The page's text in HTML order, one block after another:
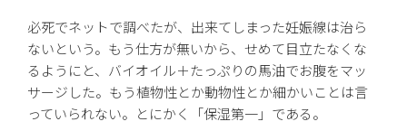
必死でネットで調べたが、出来てしまった妊娠線は治ら
ないという。もう仕方が無いから、せめて目立たなくな
るようにと、バイオイル＋たっぷりの馬油でお腹をマッ
サージした。もう植物性とか動物性とか細かいことは言
っていられない。とにかく「保湿第一」である。